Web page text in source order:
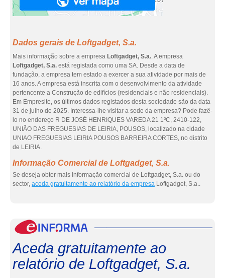
Dados gerais de Loftgadget, S.a.
Mais informação sobre a empresa Loftgadget, S.a.. A empresa
Loftgadget, S.a. está registada como uma SA. Desde a data de
fundação, a empresa tem estado a exercer a sua atividade por mais de
16 anos. A empresa está inscrita com o desenvolvimento da atividade
pertencente a Construção de edifícios (residenciais e não residenciais).
Em Empresite, os últimos dados registados desta sociedade são da data
31 de julho de 2025. Interessa-lhe visitar a sede da empresa? Pode fazê-
lo no endereço R DE JOSÉ HENRIQUES VAREDA 21 1ºC, 2410-122,
UNIÃO DAS FREGUESIAS DE LEIRIA, POUSOS, localizado na cidade
UNIAO FREGUESIAS LEIRIA POUSOS BARREIRA CORTES, no distrito
de LEIRIA.
Informação Comercial de Loftgadget, S.a.
Se deseja obter mais informação comercial de Loftgadget, S.a. ou do
sector, aceda gratuitamente ao relatório da empresa Loftgadget, S.a..
Aceda gratuitamente ao
relatório de Loftgadget, S.a.